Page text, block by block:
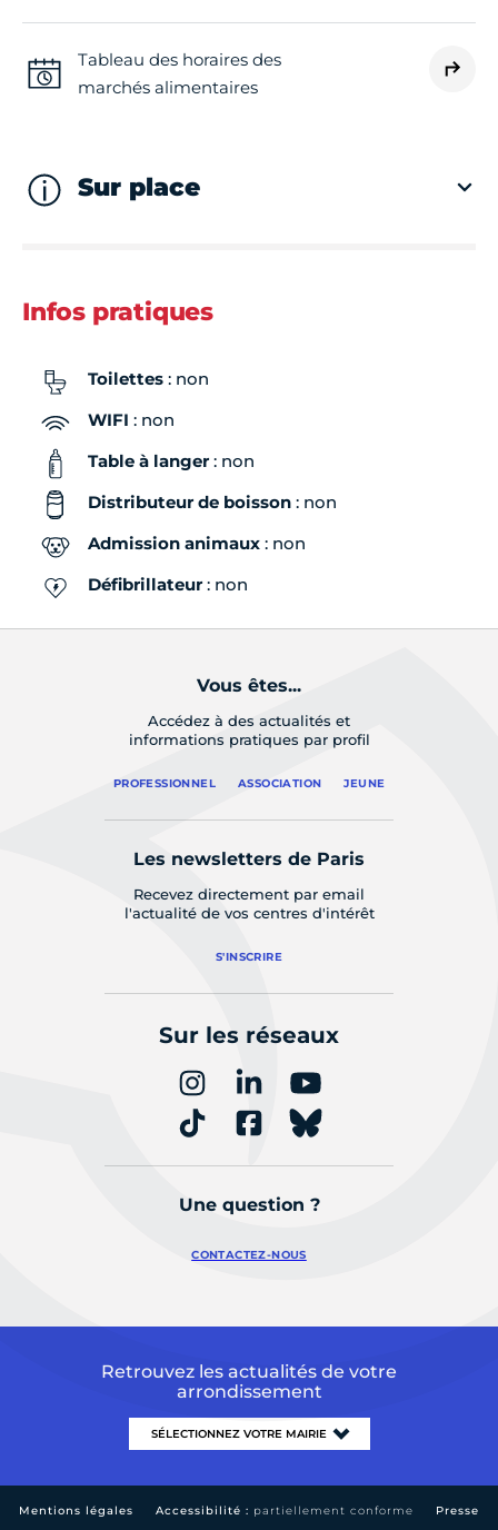
Tableau des horaires des
marchés alimentaires
Sur place
Infos pratiques
Toilettes : non
WIFI : non
Table à langer: non
Distributeur de boisson : non
Admission animaux : non
Défibrillateur: non
Vous êtes...
Accédez à des actualités et
informations pratiques par profil
PROFESSIONNEL ASSOCIATION JEUNE
Les newsletters de Paris
Recevez directement par email
l'actualité de vos centres d'intérêt
S'INSCRIRE
Sur les réseaux
Une question ?
CONTACTEZ-NOUS
Retrouvez les actualités de votre
arrondissement
Mentions légales Accessibilité : partiellement conforme Presse